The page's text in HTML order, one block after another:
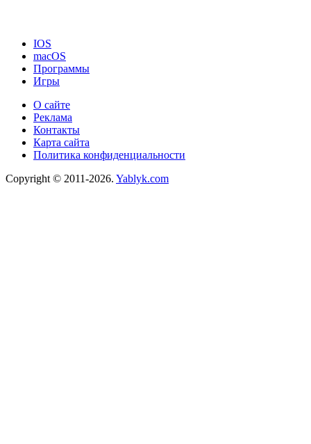
IOS
macOS
Программы
Игры
О сайте
Реклама
Контакты
Карта сайта
Политика конфиденциальности
Copyright © 2011-2026. Yablyk.сom